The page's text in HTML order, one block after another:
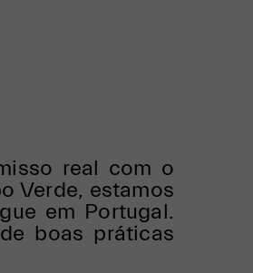
real com o
Verde, estamos
em Portugal.
boas práticas